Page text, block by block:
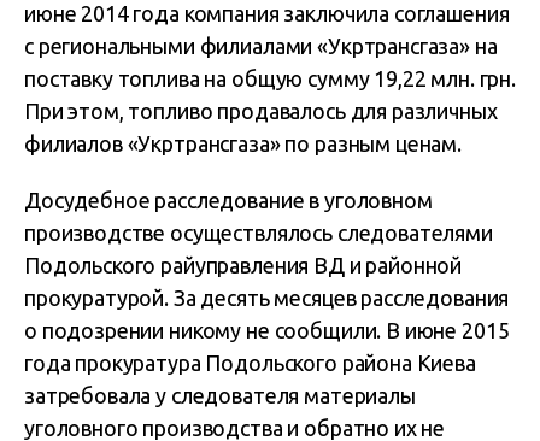
июне 2014 года компания заключила соглашения
с региональными филиалами «Укртрансгаза» на
поставку топлива на общую сумму 19,22 млн. грн.
При этом, топливо продавалось для различных
филиалов «Укртрансгаза» по разным ценам.
Досудебное расследование в уголовном
производстве осуществлялось следователями
Подольского райуправления ВД и районной
прокуратурой. За десять месяцев расследования
о подозрении никому не сообщили. В июне 2015
года прокуратура Подольского района Киева
затребовала у следователя материалы
уголовного производства и обратно их не